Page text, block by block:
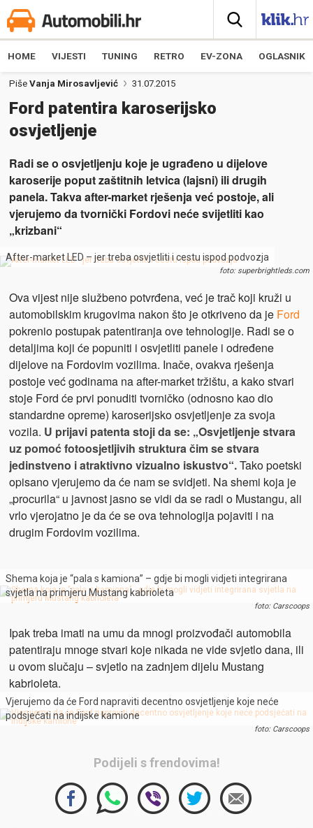
HOME VIJESTI TUNING RETRO EV-ZONA OGLASNIK
Piše Vanja Mirosavljević 31.07.2015
Ford patentira karoserijsko
osvjetljenje
Radi se o osvjetljenju koje je ugrađeno u dijelove
karoserije poput zaštitnih letvica (lajsni) ili drugih
panela. Takva after-market rješenja već postoje, ali
vjerujemo da tvornički Fordovi neće svijetliti kao
„krizbani“
After-market LED – jer treba osvjetliti i cestu ispod podvozja
foto: superbrightleds.com
Ova vijest nije službeno potvrđena, već je trač koji kruži u
automobilskim krugovima nakon što je otkriveno da je Ford
pokrenio postupak patentiranja ove tehnologije. Radi se o
detaljima koji će popuniti i osvjetliti panele i određene
dijelove na Fordovim vozilima. Inače, ovakva rješenja
postoje već godinama na after-market tržištu, a kako stvari
stoje Ford će prvi ponuditi tvorničko (odnosno kao dio
standardne opreme) karoserijsko osvjetljenje za svoja
vozila. U prijavi patenta stoji da se: „Osvjetljenje stvara
uz pomoć fotoosjetljivih struktura čim se stvara
jedinstveno i atraktivno vizualno iskustvo“.Tako poetski
opisano vjerujemo da će nam se svidjeti. Na shemi koja je
„procurila“ u javnost jasno se vidi da se radi o Mustangu, ali
vrlo vjerojatno je da će se ova tehnologija pojaviti i na
drugim Fordovim vozilima.
Shema koja je “pala s kamiona” – gdje bi mogli vidjeti integrirana
svjetla na primjeru Mustang kabrioleta
foto: Carscoops
Ipak treba imati na umu da mnogi proizvođači automobila
patentiraju mnoge stvari koje nikada ne vide svjetlo dana, ili
u ovom slučaju – svjetlo na zadnjem dijelu Mustang
kabrioleta.
Vjerujemo da će Ford napraviti decentno osvjetljenje koje neće
podsjećati na indijske kamione
foto: Carscoops
Podijeli s frendovima!